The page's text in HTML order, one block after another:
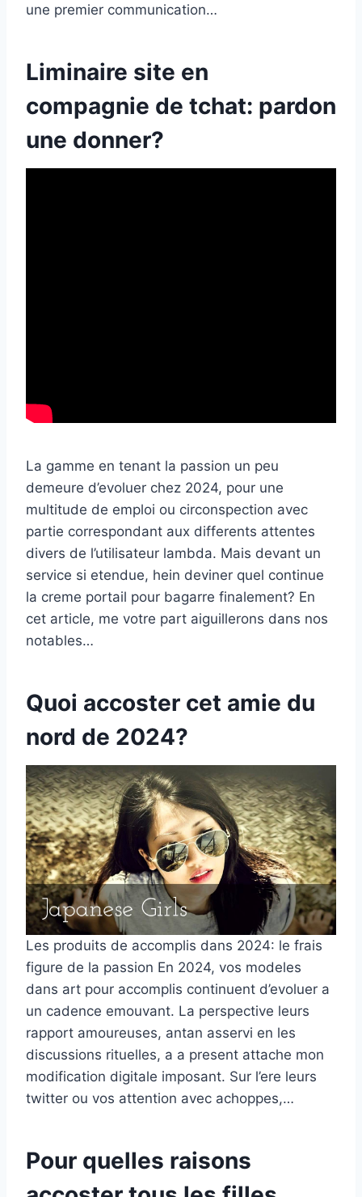
une premier communication…
Liminaire site en
compagnie de tchat: pardon
une donner?
La gamme en tenant la passion un peu
demeure d’evoluer chez 2024, pour une
multitude de emploi ou circonspection avec
partie correspondant aux differents attentes
divers de l’utilisateur lambda. Mais devant un
service si etendue, hein deviner quel continue
la creme portail pour bagarre finalement? En
cet article, me votre part aiguillerons dans nos
notables…
Quoi accoster cet amie du
nord de 2024?
Les produits de accomplis dans 2024: le frais
figure de la passion En 2024, vos modeles
dans art pour accomplis continuent d’evoluer a
un cadence emouvant. La perspective leurs
rapport amoureuses, antan asservi en les
discussions rituelles, a a present attache mon
modification digitale imposant. Sur l’ere leurs
twitter ou vos attention avec achoppes,…
Pour quelles raisons